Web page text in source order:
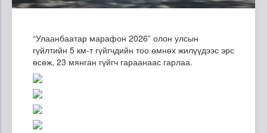
“Улаанбаатар марафон 2026” олон улсын
гүйлтийн 5 км-т гүйгчдийн тоо өмнөх жилүүдээс эрс
өсөж, 23 мянган гүйгч гараанаас гарлаа.